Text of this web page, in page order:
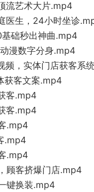
流艺术大片.mp4
医生，24小时坐诊
础秒出神曲.mp4
漫数字分身.mp4
频，实体门店获客系
获客文案.mp4
客.mp4
客.mp4
.mp4
.mp4
.mp4
顾客挤爆门店.mp4
键换装.mp4